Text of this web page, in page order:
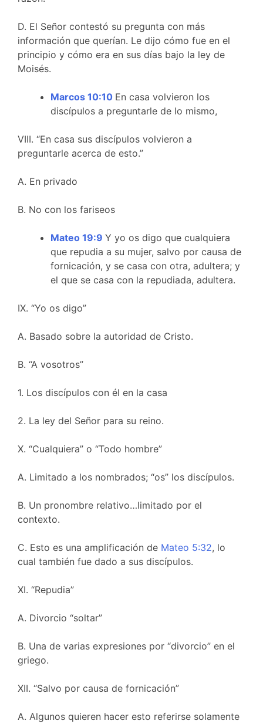
D. El Señor contestó su pregunta con más
información que querían. Le dijo cómo fue en el
principio y cómo era en sus días bajo la ley de
Moisés.
Marcos 10:10 En casa volvieron los
discípulos a preguntarle de lo mismo,
VIII. “En casa sus discípulos volvieron a
preguntarle acerca de esto.”
A. En privado
B. No con los fariseos
Mateo 19:9 Y yo os digo que cualquiera
que repudia a su mujer, salvo por causa de
fornicación, y se casa con otra, adultera; y
el que se casa con la repudiada, adultera.
IX. “Yo os digo”
A. Basado sobre la autoridad de Cristo.
B. “A vosotros”
1. Los discípulos con él en la casa
2. La ley del Señor para su reino.
X. “Cualquiera” o “Todo hombre”
A. Limitado a los nombrados; “os” los discípulos.
B. Un pronombre relativo…limitado por el
contexto.
C. Esto es una amplificación de Mateo 5:32, lo
cual también fue dado a sus discípulos.
XI. “Repudia”
A. Divorcio “soltar”
B. Una de varias expresiones por “divorcio” en el
griego.
XII. “Salvo por causa de fornicación”
A. Algunos quieren hacer esto referirse solamente